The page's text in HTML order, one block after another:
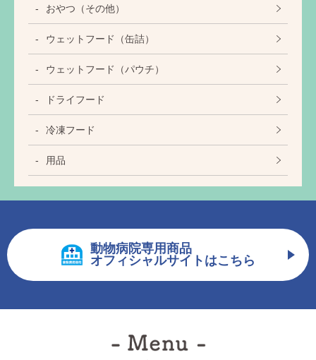
おやつ（その他）
ウェットフード（缶詰）
ウェットフード（パウチ）
ドライフード
冷凍フード
用品
動物病院専用商品
オフィシャルサイトはこちら